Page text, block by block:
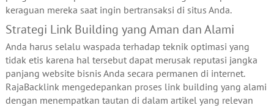
keraguan mereka saat ingin bertransaksi di situs Anda.
Strategi Link Building yang Aman dan Alami
Anda harus selalu waspada terhadap teknik optimasi yang
tidak etis karena hal tersebut dapat merusak reputasi jangka
panjang website bisnis Anda secara permanen di internet.
RajaBacklink mengedepankan proses link building yang alami
dengan menempatkan tautan di dalam artikel yang relevan